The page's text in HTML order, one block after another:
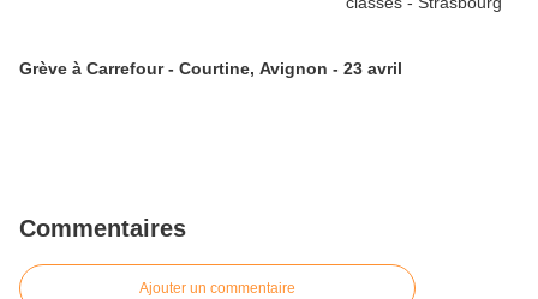
Grève à Carrefour - Courtine, Avignon - 23 avril
Commentaires
Ajouter un commentaire